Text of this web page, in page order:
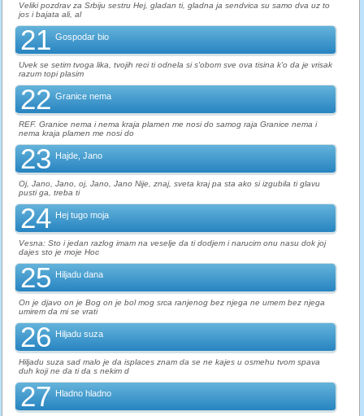
Veliki pozdrav za Srbiju sestru Hej, gladan ti, gladna ja sendvica su samo dva uz to
jos i bajata ali, al
21 Gospodar bio
Uvek se setim tvoga lika, tvojih reci ti odnela si s'obom sve ova tisina k'o da je vrisak
razum topi plasim
22 Granice nema
REF. Granice nema i nema kraja plamen me nosi do samog raja Granice nema i
nema kraja plamen me nosi do
23 Hajde, Jano
Oj, Jano, Jano, oj, Jano, Jano Nije, znaj, sveta kraj pa sta ako si izgubila ti glavu
pusti ga, treba ti
24 Hej tugo moja
Vesna: Sto i jedan razlog imam na veselje da ti dodjem i narucim onu nasu dok joj
dajes sto je moje Hoc
25 Hiljadu dana
On je djavo on je Bog on je bol mog srca ranjenog bez njega ne umem bez njega
umirem da mi se vrati
26 Hiljadu suza
Hiljadu suza sad malo je da isplaces znam da se ne kajes u osmehu tvom spava
duh koji ne da ti da s nekim d
27 Hladno hladno